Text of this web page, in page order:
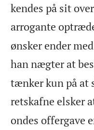
kendes på sit
arrogante
ønsker ender
han nægter at
tænker kun på at
retskafne elsker
ondes offergave